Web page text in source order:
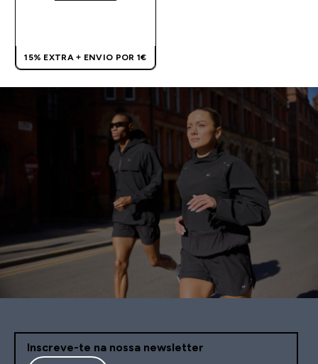
15% EXTRA + ENVIO POR 1€
Inscreve-te na nossa newsletter